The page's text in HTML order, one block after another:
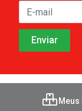
Meus